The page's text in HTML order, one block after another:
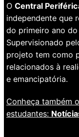
O Central
independente que
do primeiro ano do
Supervisionado
projeto tem como
relacionados à
e emancipatória.
Conheça também
estudantes: